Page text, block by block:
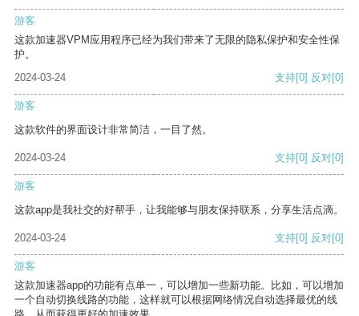
游客
这款加速器VPM应用程序已经为我们带来了无限的隐私保护和安全性保
护。
2024-03-24
支持[0] 反对[0]
游客
这款软件的界面设计非常简洁，一目了然。
2024-03-24 支持[0] 反对[0]
游客
这款app是我社交的好帮手，让我能够与朋友保持联系，分享生活点滴。
2024-03-24 支持[0] 反对[0]
游客
这款加速器app的功能有点单一，可以增加一些新功能。比如，可以增加
一个自动切换线路的功能，这样就可以根据网络情况自动选择最优的线